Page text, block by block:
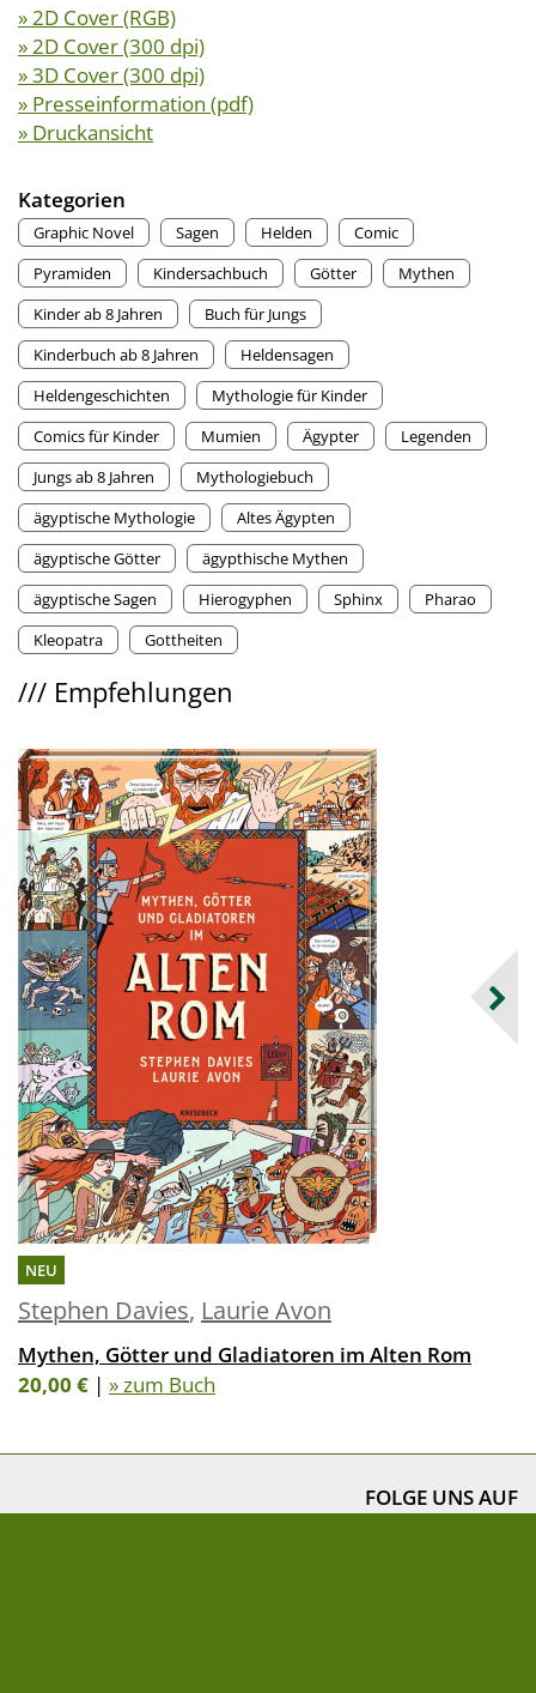
» 2D Cover (RGB)
» 2D Cover (300 dpi)
» 3D Cover (300 dpi)
» Presseinformation (pdf)
» Druckansicht
Kategorien
Graphic Novel Sagen Helden
Comic
Pyramiden
Kindersachbuch Götter
Mythen
Kinder ab 8 Jahren
Buch für Jungs
Kinderbuch ab 8 Jahren
Heldensagen
Heldengeschichten
Mythologie für Kinder
Comics für Kinder
Mumien Ägypter
Legenden
Jungs ab 8 Jahren
Mythologiebuch
ägyptische Mythologie
Altes Ägypten
ägyptische Götter
ägypthische Mythen
ägyptische Sagen
Hierogyphen Sphinx
Pharao
Kleopatra
Gottheiten
/// Empfehlungen
NEU
Stephen Davies, Laurie Avon
Mythen, Götter und Gladiatoren im Alten Rom
20,00 € | » zum Buch
FOLGE UNS AUF